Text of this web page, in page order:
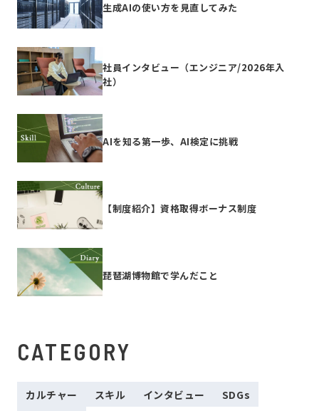
生成AIの使い方を見直してみた
社員インタビュー（エンジニア/2026年入
社）
AIを知る第一歩、AI検定に挑戦
【制度紹介】資格取得ボーナス制度
琵琶湖博物館で学んだこと
CATEGORY
カルチャー スキル インタビュー
SDGs